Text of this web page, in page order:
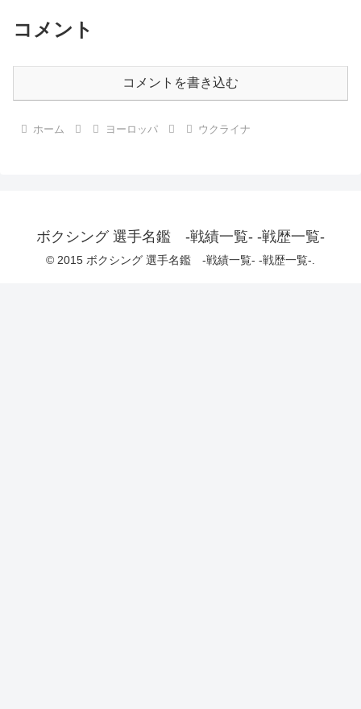
コメント
コメントを書き込む
ホーム ヨーロッパ ウクライナ
ボクシング 選手名鑑 -戦績一覧- -戦歴一覧-
© 2015 ボクシング 選手名鑑 -戦績一覧- -戦歴一覧-.